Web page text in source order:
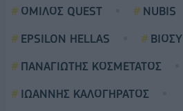
ΟΜΙΛΟΣ QUEST NUBIS
EPSILON HELLAS
ΒΙΟΣΥ
ΠΑΝΑΓΙΩΤΗΣ ΚΟΣΜΕΤΑΤΟΣ
ΙΩΑΝΝΗΣ ΚΑΛΟΓΗΡΑΤΟΣ